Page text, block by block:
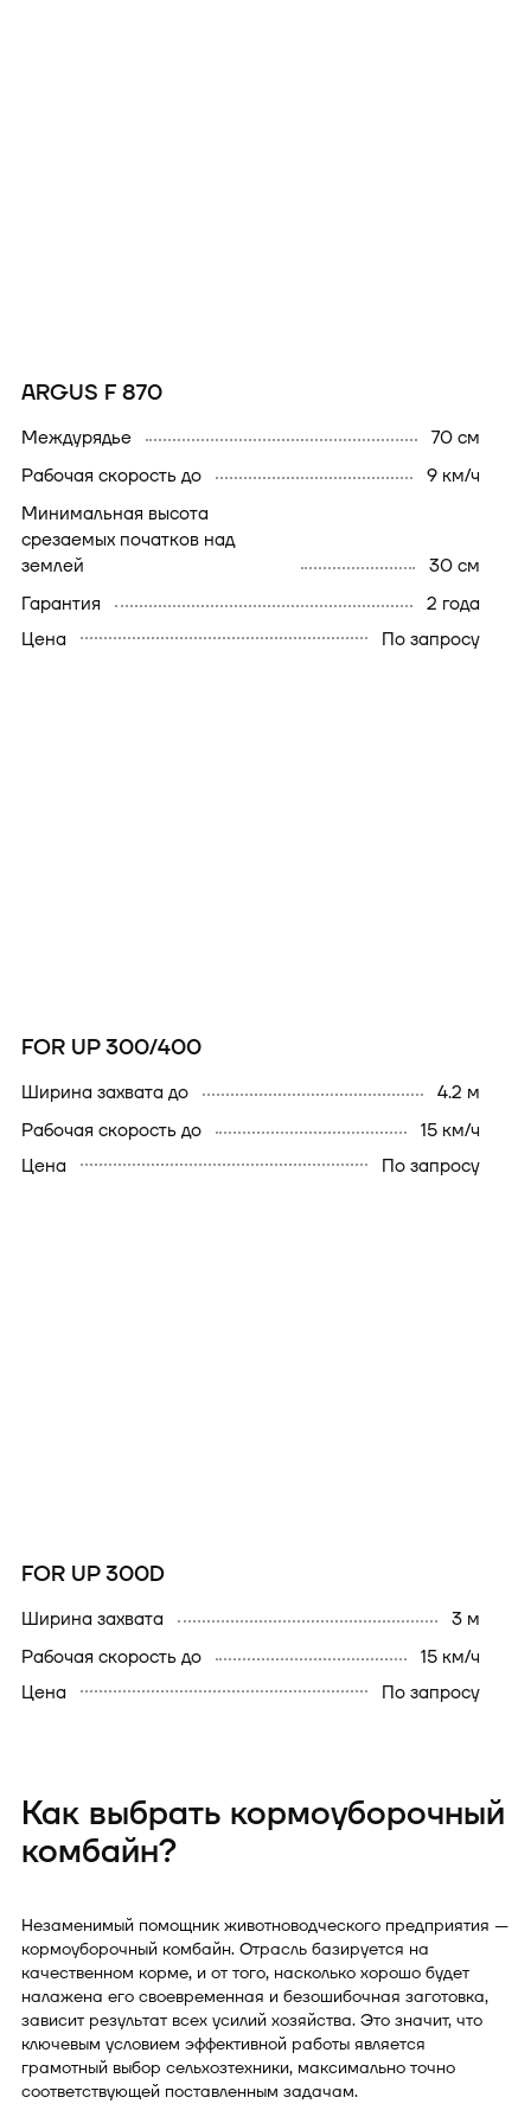
ARGUS F 870
междурядье
70 см
рабочая скорость до
9 км/ч
минимальная высота
срезаемых початков над
землей
30 см
гарантия
2 года
Цена
По запросу
FOR UP 300/400
ширина захвата до
4.2 м
рабочая скорость до
15 км/ч
Цена
По запросу
FOR UP 300D
ширина захвата
3 м
рабочая скорость до
15 км/ч
Цена
По запросу
Как выбрать кормоуборочный
комбайн?
Незаменимый помощник животноводческого предприятия —
кормоуборочный комбайн. Отрасль базируется на
качественном корме, и от того, насколько хорошо будет
налажена его своевременная и безошибочная заготовка,
зависит результат всех усилий хозяйства. Это значит, что
ключевым условием эффективной работы является
грамотный выбор сельхозтехники, максимально точно
соответствующей поставленным задачам.